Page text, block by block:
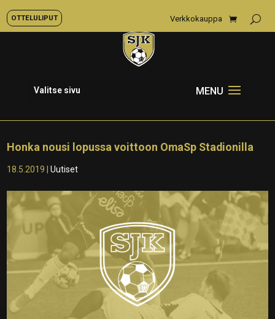
OTTELULIPUT Verkkokauppa
Valitse sivu
Honka nousi lopussa voittoon OmaSp Stadionilla
18.5.2019 |Uutiset